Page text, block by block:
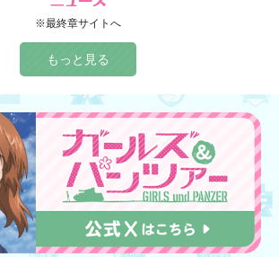
※最終章サイトへ
もっと見る